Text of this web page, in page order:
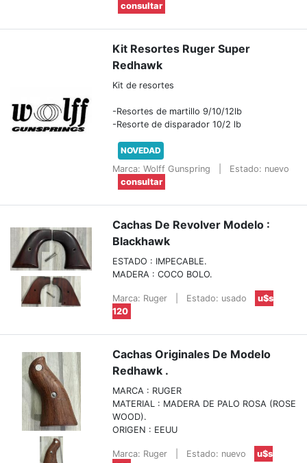
consultar
Kit Resortes Ruger Super
Redhawk
Kit de resortes
-Resortes de martillo 9/10/12lb
-Resorte de disparador 10/2 lb
NOVEDAD
Marca: Wolff Gunspring
Estado: nuevo
consultar
Cachas De Revolver Modelo :
Blackhawk
ESTADO : IMPECABLE.
MADERA : COCO BOLO.
Marca: Ruger Estado: usado
u$s
120
Cachas Originales De Modelo
Redhawk .
MARCA : RUGER
MATERIAL : MADERA DE PALO ROSA (ROSE
WOOD).
ORIGEN : EEUU
Marca: Ruger Estado: nuevo
u$s